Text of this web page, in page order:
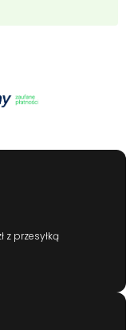
z przesyłką